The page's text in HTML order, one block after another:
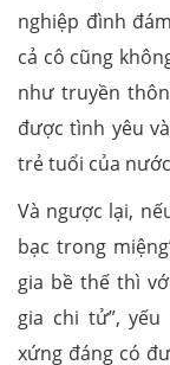
nghiệp đình
cả cô cũng
như truyền
được tình yêu
trẻ tuổi của
Và ngược lại,
bạc trong
gia bề thế thì
gia chi tử”,
xứng đáng có